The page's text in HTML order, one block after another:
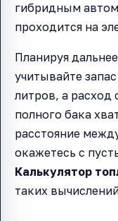
гибридным
проходится на
Планируя
учитывайте
литров, а расход
полного бака
расстояние
окажетесь с
Калькулятор
таких